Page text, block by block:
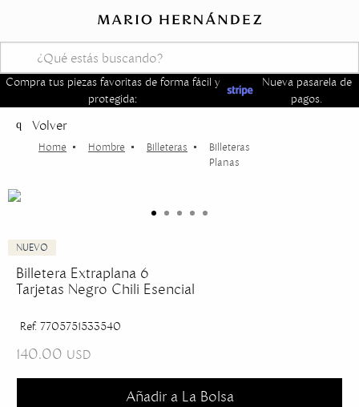
Compra tus piezas favoritas de forma fácil y
protegida:
Nueva pasarela de
pagos.
Volver
Hombre Billeteras
Billeteras
Planas
Billetera Extraplana 6
Tarjetas Negro Chili Esencial
Ref. 7705751533540
140.00 USD
Añadir a La Bolsa